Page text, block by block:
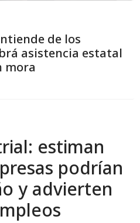
de los
asistencia estatal
mora
estiman
podrían
y advierten